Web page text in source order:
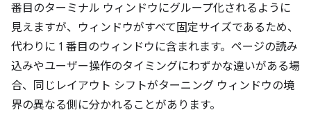
番目のターミナル ウィンドウにグループ化されるように
見えますが、ウィンドウがすべて固定サイズであるため、
代わりに 1 番目のウィンドウに含まれます。ページの読み
込みやユーザー操作のタイミングにわずかな違いがある場
合、同じレイアウト シフトがターニング ウィンドウの境
界の異なる側に分かれることがあります。